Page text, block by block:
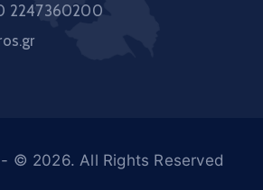
2247360200
- © 2026. All Rights Reserved